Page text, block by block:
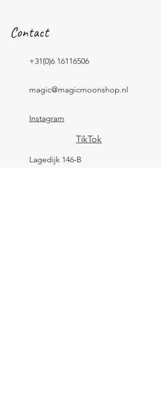
Contact
+31(0)6 16116506
magic@magicmoonshop.nl
Instagram
TikTok
Lagedijk 146-B